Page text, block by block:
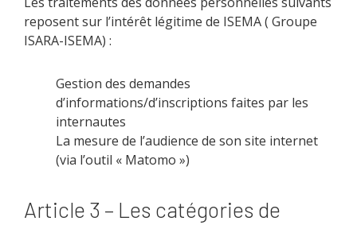
reposent sur l’intérêt légitime de ISEMA ( Groupe
ISARA-ISEMA) :
Gestion des demandes
d’informations/d’inscriptions faites par les
internautes
La mesure de l’audience de son site internet
(via l’outil « Matomo »)
Article 3 – Les catégories de